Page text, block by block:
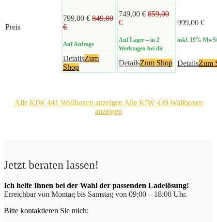
Preis
799,00 € 849,00
€
Auf Anfrage
749,00 € 859,00
€
Auf Lager – in 2
Werktagen bei dir
999,00 €
inkl. 19%
DetailsZum
Shop
DetailsZum Shop DetailsZum
Alle KfW 441 Wallboxen anzeigen Alle KfW 439 Wallboxen
anzeigen
Jetzt beraten lassen!
Ich helfe Ihnen bei der Wahl der passenden Ladelösung!
Erreichbar von Montag bis Samstag von 09:00 – 18:00 Uhr.
Bitte kontaktieren Sie mich: